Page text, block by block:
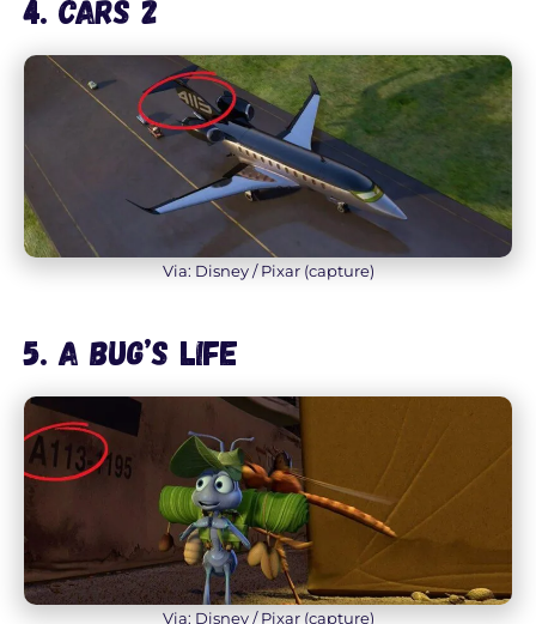
4. Cars 2
Via: Disney / Pixar (capture)
5. A bug’s life
Via: Disney / Pixar (capture)